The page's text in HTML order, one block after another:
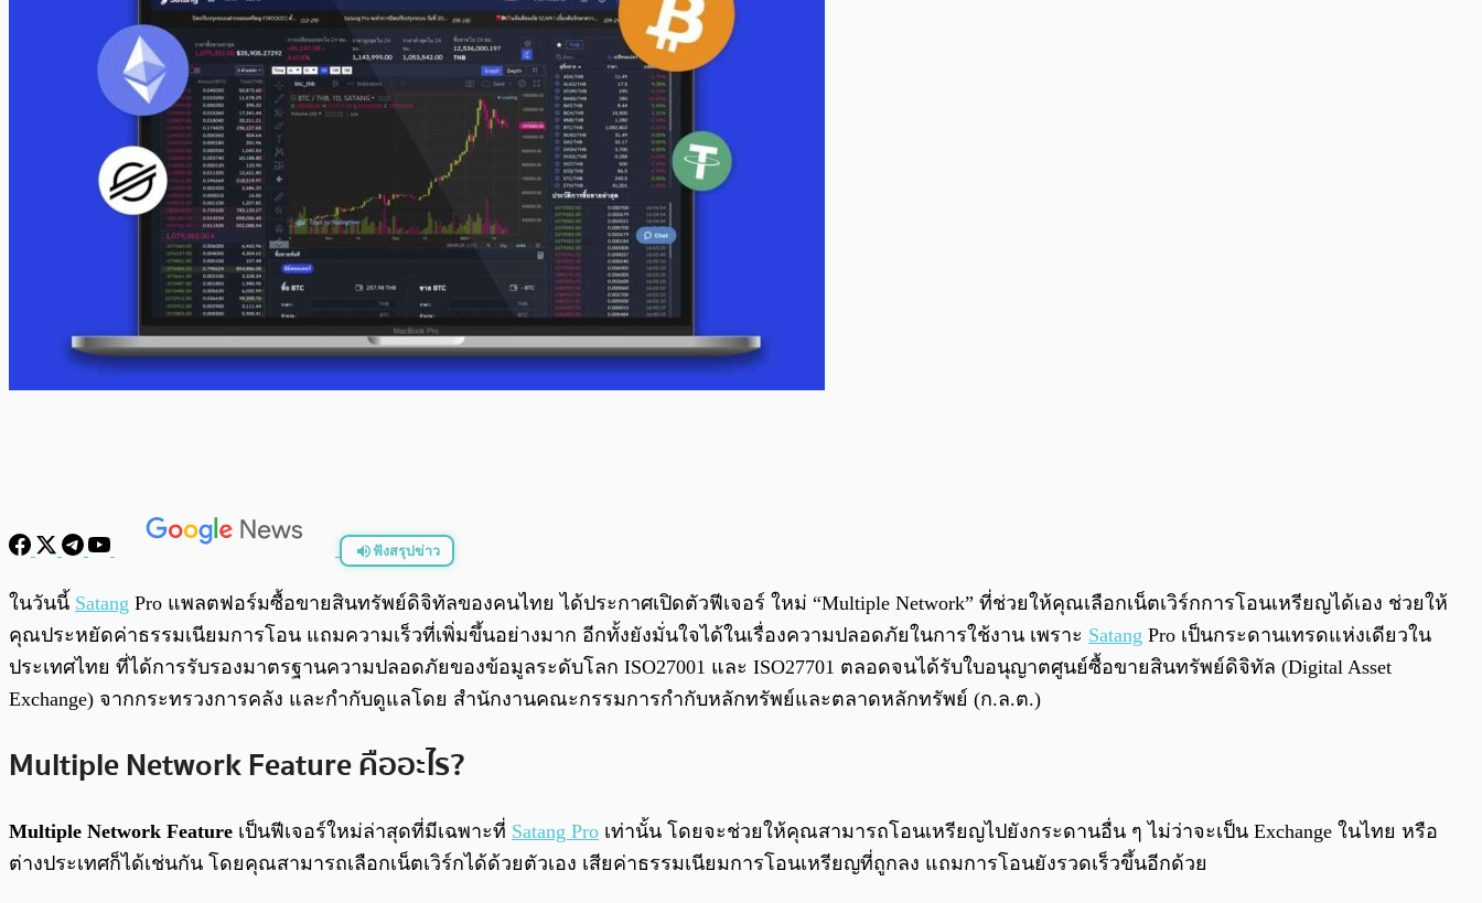
ฟังสรุปข่าว
พร้อมเล่น 0:00/
ในวันนี้ Satang Pro แพลตฟอร์มซื้อขายสินทรัพย์ดิจิทัลของคนไทย ได้ประกาศเปิดตัวฟีเจอร์ ใหม่ “Multiple Network” ที่ช่วยให้คุณเลือกเน็ตเวิร์กการโอนเหรียญได้เอง ช่วยให้
คุณประหยัดค่าธรรมเนียมการโอน แถมความเร็วที่เพิ่มขึ้นอย่างมาก อีกทั้งยังมั่นใจได้ในเรื่องความปลอดภัยในการใช้งาน เพราะ Satang Pro เป็นกระดานเทรดแห่งเดียวใน
ประเทศไทย ที่ได้การรับรองมาตรฐานความปลอดภัยของข้อมูลระดับโลก ISO27001 และ ISO27701 ตลอดจนได้รับใบอนุญาตศูนย์ซื้อขายสินทรัพย์ดิจิทัล (Digital Asset
Exchange) จากกระทรวงการคลัง และกำกับดูแลโดย สำนักงานคณะกรรมการกำกับหลักทรัพย์และตลาดหลักทรัพย์ (ก.ล.ต.)
Multiple Network Feature คืออะไร?
Multiple Network Feature เป็นฟีเจอร์ใหม่ล่าสุดที่มีเฉพาะที่ Satang Pro เท่านั้น โดยจะช่วยให้คุณสามารถโอนเหรียญไปยังกระดานอื่น ๆ ไม่ว่าจะเป็น Exchange ในไทย หรือ
ต่างประเทศก็ได้เช่นกัน โดยคุณสามารถเลือกเน็ตเวิร์กได้ด้วยตัวเอง เสียค่าธรรมเนียมการโอนเหรียญที่ถูกลง แถมการโอนยังรวดเร็วขึ้นอีกด้วย